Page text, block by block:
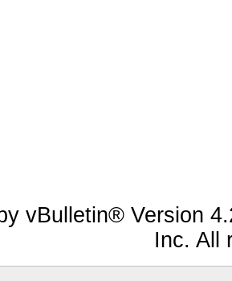
vBulletin® Version
Inc. All